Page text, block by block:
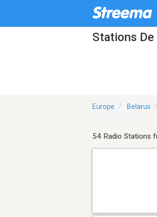
Stations
Europe Belarus
54 Radio Stations